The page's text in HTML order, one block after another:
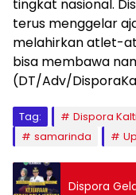
tingkat nasional.
terus menggelar
melahirkan atlet-
bisa membawa
(DT/Adv/
Tag: Dispora
samarinda
Dispora